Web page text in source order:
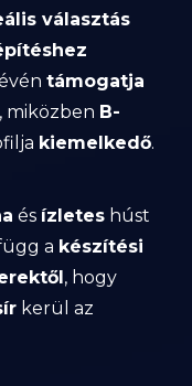
választás
támogatja
miközben B-
kiemelkedő.
és ízletes húst
a készítési
, hogy
kerül az